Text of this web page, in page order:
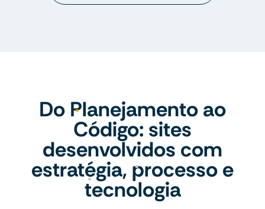
Do Planejamento ao
Código: sites
desenvolvidos com
estratégia, processo e
tecnologia